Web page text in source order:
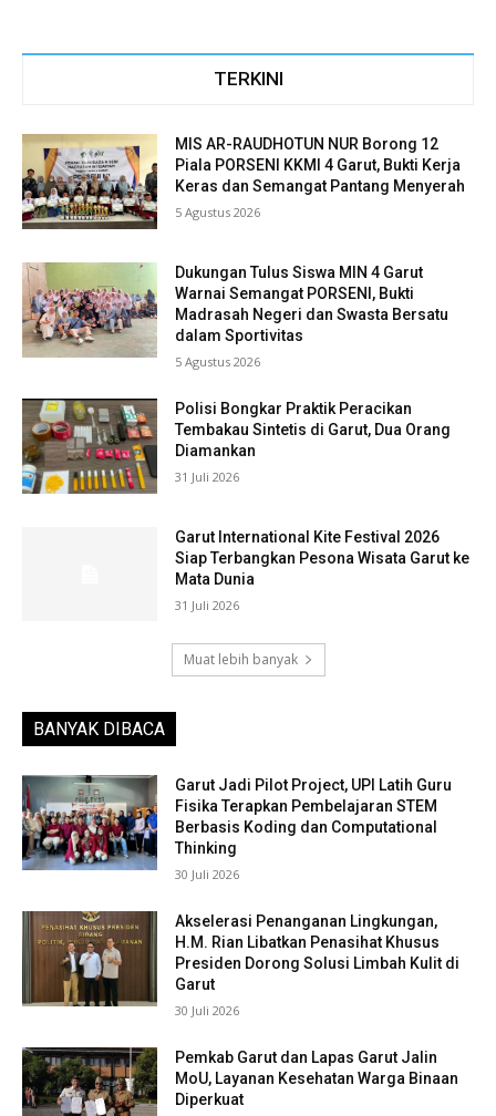
TERKINI
MIS AR-RAUDHOTUN NUR Borong 12
Piala PORSENI KKMI 4 Garut, Bukti Kerja
Keras dan Semangat Pantang Menyerah
5 Agustus 2026
Dukungan Tulus Siswa MIN 4 Garut
Warnai Semangat PORSENI, Bukti
Madrasah Negeri dan Swasta Bersatu
dalam Sportivitas
5 Agustus 2026
Polisi Bongkar Praktik Peracikan
Tembakau Sintetis di Garut, Dua Orang
Diamankan
31 Juli 2026
Garut International Kite Festival 2026
Siap Terbangkan Pesona Wisata Garut ke
Mata Dunia
31 Juli 2026
Muat lebih banyak
BANYAK DIBACA
Garut Jadi Pilot Project, UPI Latih Guru
Fisika Terapkan Pembelajaran STEM
Berbasis Koding dan Computational
Thinking
30 Juli 2026
Akselerasi Penanganan Lingkungan,
H.M. Rian Libatkan Penasihat Khusus
Presiden Dorong Solusi Limbah Kulit di
Garut
30 Juli 2026
Pemkab Garut dan Lapas Garut Jalin
MoU, Layanan Kesehatan Warga Binaan
Diperkuat